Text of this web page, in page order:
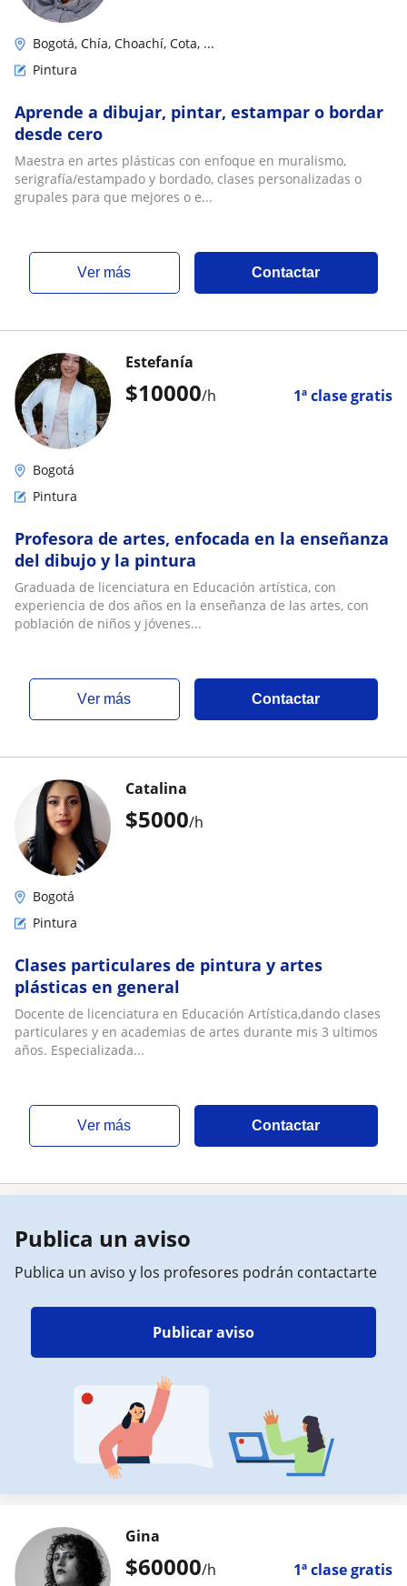
Bogotá, Chía, Choachí, Cota, ...
Pintura
Aprende a dibujar, pintar, estampar o bordar
desde cero
Maestra en artes plásticas con enfoque en muralismo,
serigrafía/estampado y bordado, clases personalizadas o
grupales para que mejores o e...
ver más Contactar
$10000/h 1ª clase gratis
Estefanía
Bogotá
Pintura
Profesora de artes, enfocada en la enseñanza
del dibujo y la pintura
Graduada de licenciatura en Educación artística, con
experiencia de dos años en la enseñanza de las artes, con
población de niños y jóvenes...
ver más Contactar
$5000/h
Catalina
Bogotá
Pintura
Clases particulares de pintura y artes
plásticas en general
Docente de licenciatura en Educación Artística,dando clases
particulares y en academias de artes durante mis 3 ultimos
años. Especializada...
ver más Contactar
Publica un aviso
Publica un aviso y los profesores podrán contactarte
Publicar aviso
$60000/h 1ª clase gratis
Gina